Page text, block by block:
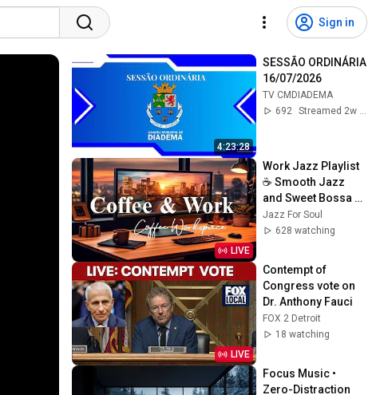
Sign in
4:23:28
SESSÃO ORDINÁRIA
16/07/2026
TV CMDIADEMA
692
Streamed 2w ago
LIVE
Work Jazz Playlist
☕ Smooth Jazz
and Sweet Bossa
Nova Music for
Work, Study & Relax
Jazz For Soul
628 watching
LIVE
Contempt of
Congress vote on
Dr. Anthony Fauci
FOX 2 Detroit
18 watching
Focus Music •
Zero-Distraction